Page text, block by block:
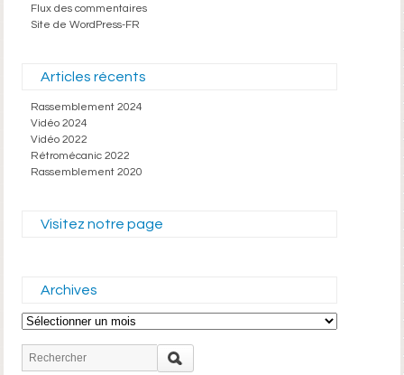
Flux des commentaires
Site de WordPress-FR
Articles récents
Rassemblement 2024
Vidéo 2024
Vidéo 2022
Rétromécanic 2022
Rassemblement 2020
Visitez notre page
Archives
Archives